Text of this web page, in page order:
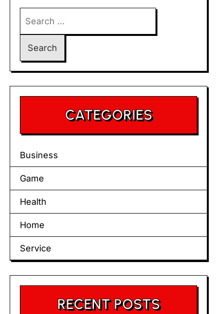
for:
CATEGORIES
Business
Game
Health
Home
Service
RECENT POSTS